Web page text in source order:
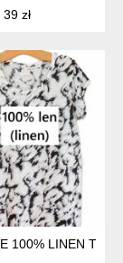
39 zł
100% LINEN T-